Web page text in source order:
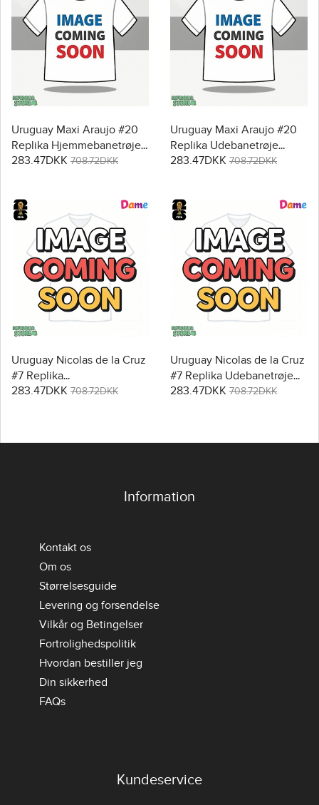
Uruguay Maxi Araujo #20
Replika Hjemmebanetrøje
Dame VM 2026 Kortærmet
283.47DKK 708.72DKK
Uruguay Maxi Araujo #20
Replika Udebanetrøje
Dame VM 2026 Kortærmet
283.47DKK 708.72DKK
Uruguay Nicolas de la Cruz
#7 Replika
Hjemmebanetrøje Dame
283.47DKK 708.72DKK
Uruguay Nicolas de la Cruz
#7 Replika Udebanetrøje
Dame VM 2026 Kortærmet
283.47DKK 708.72DKK
Information
Kontakt os
Om os
Størrelsesguide
Levering og forsendelse
Vilkår og Betingelser
Fortrolighedspolitik
Hvordan bestiller jeg
Din sikkerhed
FAQs
Kundeservice